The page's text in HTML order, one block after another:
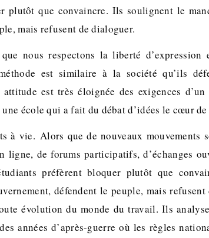
plutôt que convaincre. Ils soulignent le
mais refusent de dialoguer.
nous respectons la liberté
est similaire à la société qu’ils
est très éloignée des exigences
école qui a fait du débat d’idées le cœur de
à vie. Alors que de nouveaux mouvements
ligne, de forums participatifs, d’échanges
préfèrent bloquer plutôt que
défendent le peuple, mais
évolution du monde du travail. Ils
années d’après-guerre où les règles